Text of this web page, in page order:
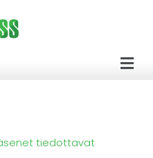
tiedottavat